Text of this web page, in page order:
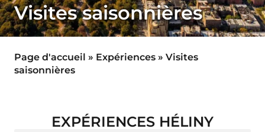
Visites saisonnières
Page d'accueil » Expériences » Visites
saisonnières
EXPÉRIENCES HÉLINY